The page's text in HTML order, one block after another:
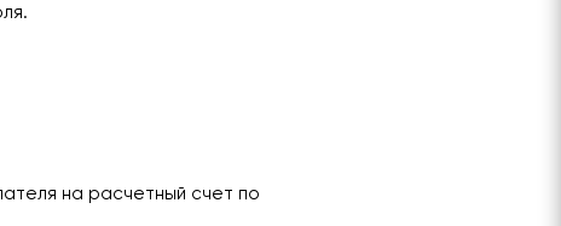
на расчетный счет по